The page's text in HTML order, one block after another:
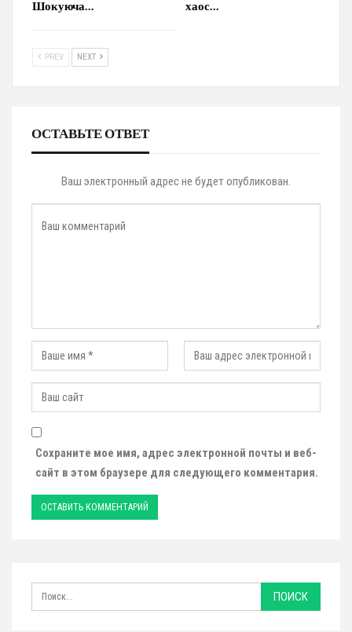
Шокуюча… хаос…
PREV NEXT
ОСТАВЬТЕ ОТВЕТ
Ваш электронный адрес не будет опубликован.
Сохраните мое имя, адрес электронной почты и веб-
сайт в этом браузере для следующего комментария.